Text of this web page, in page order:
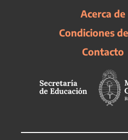
Acerca de
Condiciones
Contacto